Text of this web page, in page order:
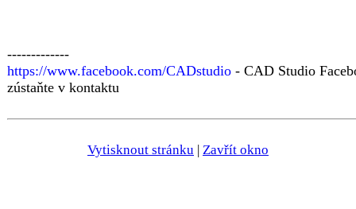
-------------
https://www.facebook.com/CADstudio - CAD Studio
zústaňte v kontaktu
Vytisknout stránku | Zavřít okno